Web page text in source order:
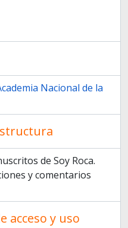
Nacional de la
de Soy Roca.
y comentarios
acceso y uso